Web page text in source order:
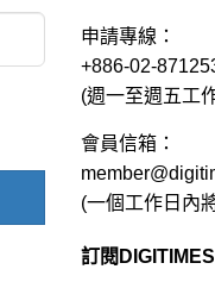
申請專線：
+886-02-
(週一至週五工
會員信箱：
(一個工作日內
訂閱